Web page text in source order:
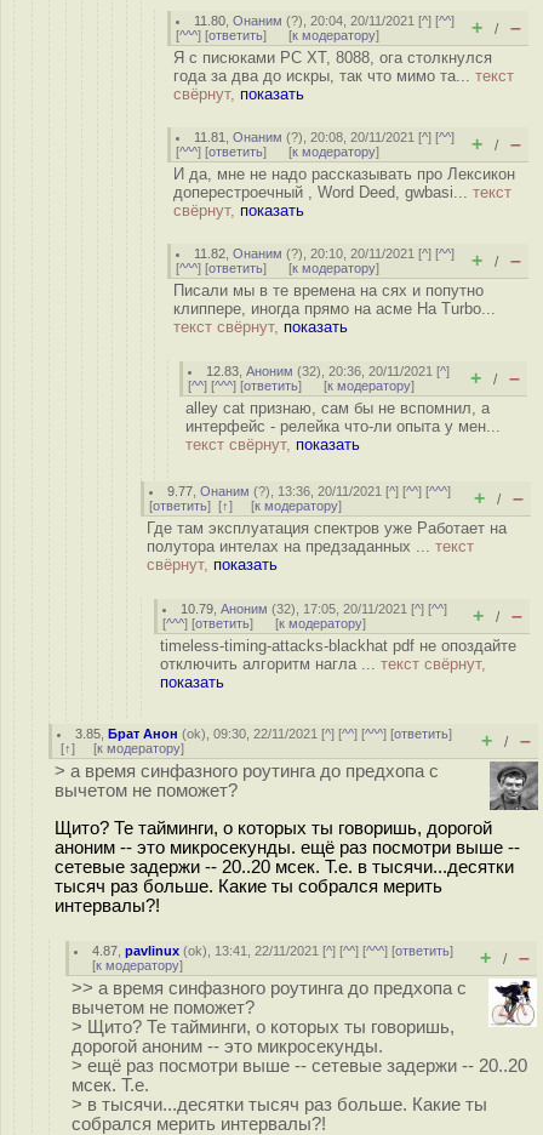
11.80 ,Онаним (?), 20:04, 20/11/2021 [^] [^^]
[^^^] [ответить] [к модератору] + / –
Я с писюками PC XT, 8088, ога столкнулся
года за два до искры, так что мимо та... текст
свёрнут, показать
11.81 ,Онаним (?), 20:08, 20/11/2021 [^] [^^]
[^^^] [ответить] [к модератору] + / –
И да, мне не надо рассказывать про Лексикон
доперестроечный , Word Deed, gwbasi... текст
свёрнут, показать
11.82 ,Онаним (?), 20:10, 20/11/2021 [^] [^^]
[^^^] [ответить] [к модератору] + / –
Писали мы в те времена на сях и попутно
клиппере, иногда прямо на асме На Turbo...
текст свёрнут, показать
12.83 ,Аноним (32), 20:36, 20/11/2021 [^]
[^^] [^^^] [ответить] [к модератору] + / –
alley cat признаю, сам бы не вспомнил, а
интерфейс - релейка что-ли опыта у мен...
текст свёрнут, показать
9.77 ,Онаним (?), 13:36, 20/11/2021 [^] [^^] [^^^]
[ответить] [↑] [к модератору] + / –
Где там эксплуатация спектров уже Работает на
полутора интелах на предзаданных ... текст
свёрнут, показать
10.79 ,Аноним (32), 17:05, 20/11/2021 [^] [^^]
[^^^] [ответить] [к модератору] + / –
timeless-timing-attacks-blackhat pdf не опоздайте
отключить алгоритм нагла ... текст свёрнут,
показать
3.85 ,Брат Анон (ok), 09:30, 22/11/2021 [^] [^^] [^^^] [ответить]
[↑] [к модератору] + / –
> а время синфазного роутинга до предхопа с
вычетом не поможет?
Щито? Те тайминги, о которых ты говоришь, дорогой
аноним -- это микросекунды. ещё раз посмотри выше --
сетевые задержи -- 20..20 мсек. Т.е. в тысячи...десятки
тысяч раз больше. Какие ты собрался мерить
интервалы?!
4.87 ,pavlinux (ok), 13:41, 22/11/2021 [^] [^^] [^^^] [ответить]
[к модератору] + / –
>> а время синфазного роутинга до предхопа с
вычетом не поможет?
> Щито? Те тайминги, о которых ты говоришь,
дорогой аноним -- это микросекунды.
> ещё раз посмотри выше -- сетевые задержи -- 20..20
мсек. Т.е.
> в тысячи...десятки тысяч раз больше. Какие ты
собрался мерить интервалы?!